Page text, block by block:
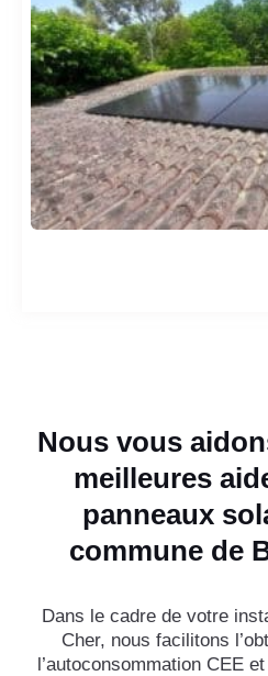
Nous vous
meilleures
panneaux
commune de
Dans le cadre de votre
Cher, nous facilitons
l’autoconsommation CEE